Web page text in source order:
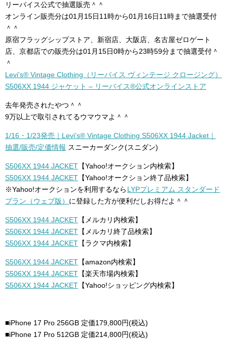
リーバイス公式で抽選販売＾＾
オンライン販売分は01月15日11時から01月16日11時まで抽選受付
＾＾
原宿フラッグシップストア、新宿店、大阪店、名古屋ゼロゲート
店、京都店での販売分は01月15日0時から23時59分まで抽選受付＾
＾
Levi's® Vintage Clothing（リーバイス ヴィンテージ クロージング）
S506XX 1944 ジャケット – リーバイス®公式オンラインストア
去年発売されたやつ＾＾
9万以上で取引されてるウマウマよ＾＾
1/16・1/23発売｜Levi's® Vintage Clothing S506XX 1944 Jacket｜
抽選/販売/定価情報 スニーカーダンク(スニダン)
S506XX 1944 JACKET 【Yahoo!オークション内検索】
S506XX 1944 JACKET 【Yahoo!オークション終了品検索】
※Yahoo!オークションを利用するなら LYPプレミアム スタンダード
プラン（ウェブ版） に登録した方が便利だしお得だよ＾＾
S506XX 1944 JACKET 【メルカリ内検索】
S506XX 1944 JACKET 【メルカリ終了品検索】
S506XX 1944 JACKET 【ラクマ内検索】
S506XX 1944 JACKET 【amazon内検索】
S506XX 1944 JACKET 【楽天市場内検索】
S506XX 1944 JACKET 【Yahoo!ショッピング内検索】
■iPhone 17 Pro 256GB 定価179,800円(税込)
■iPhone 17 Pro 512GB 定価214,800円(税込)